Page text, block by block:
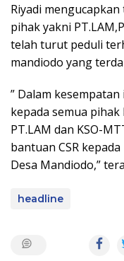
Riyadi
pihak yakni
telah turut peduli
mandiodo yang
” Dalam
kepada semua
PT.LAM dan KSO-
bantuan CSR
Desa Mandiodo,”
headline